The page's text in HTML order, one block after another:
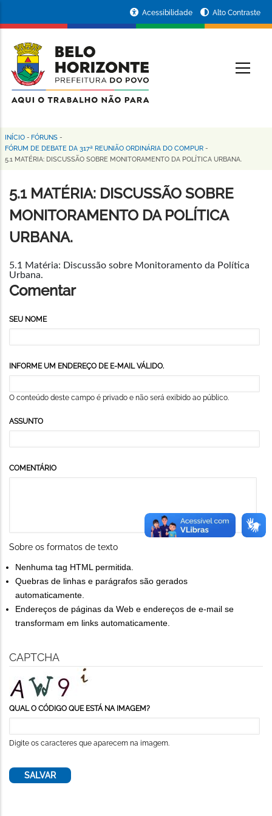
conteúdo
principal
da
Prefeitura
de
Horizonte
Acessibilidade Alto Contraste
Trilha
de
navegação
INÍCIO - FÓRUNS -
FÓRUM DE DEBATE DA 317ª REUNIÃO ORDINÁRIA DO COMPUR -
5.1 MATÉRIA: DISCUSSÃO SOBRE MONITORAMENTO DA POLÍTICA URBANA.
5.1 MATÉRIA: DISCUSSÃO SOBRE
MONITORAMENTO DA POLÍTICA
URBANA.
5.1 Matéria: Discussão sobre Monitoramento da Política
Urbana.
Comentar
SEU NOME
INFORME UM ENDEREÇO DE E-MAIL VÁLIDO.
O conteúdo deste campo é privado e não será exibido ao público.
ASSUNTO
COMENTÁRIO
Sobre os formatos de texto
Nenhuma tag HTML permitida.
Quebras de linhas e parágrafos são gerados
automaticamente.
Endereços de páginas da Web e endereços de e-mail se
transformam em links automaticamente.
CAPTCHA
QUAL O CÓDIGO QUE ESTÁ NA IMAGEM?
Digite os caracteres que aparecem na imagem.